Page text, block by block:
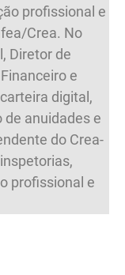
profissional e
Crea. No
Diretor de
e
digital,
anuidades e
do Crea-
profissional e